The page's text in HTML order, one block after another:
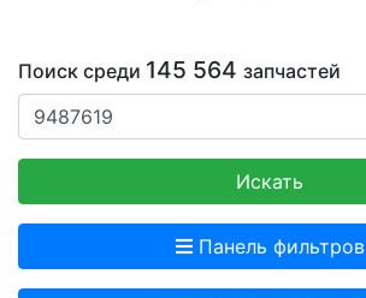
Поиск среди 145 564 запчастей
Искать
Панель фильтров